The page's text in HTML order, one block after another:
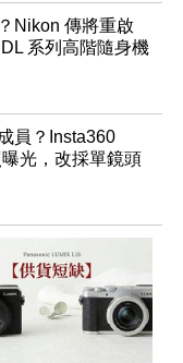
Nikon 傳將重啟
系列高階隨身機
員？Insta360
光，改採單鏡頭